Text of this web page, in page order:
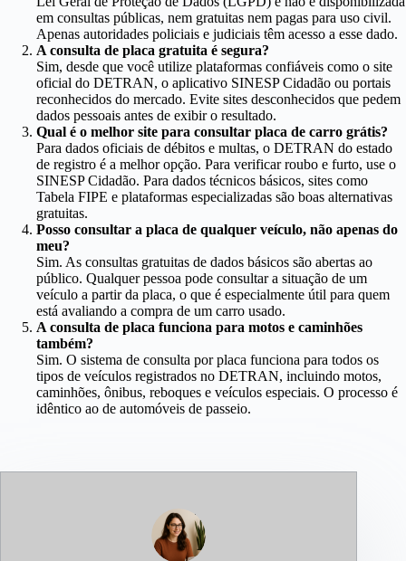
em consultas públicas, nem gratuitas nem pagas para uso civil.
Apenas autoridades policiais e judiciais têm acesso a esse dado.
A consulta de placa gratuita é segura?
Sim, desde que você utilize plataformas confiáveis como o site
oficial do DETRAN, o aplicativo SINESP Cidadão ou portais
reconhecidos do mercado. Evite sites desconhecidos que pedem
dados pessoais antes de exibir o resultado.
Qual é o melhor site para consultar placa de carro grátis?
Para dados oficiais de débitos e multas, o DETRAN do estado
de registro é a melhor opção. Para verificar roubo e furto, use o
SINESP Cidadão. Para dados técnicos básicos, sites como
Tabela FIPE e plataformas especializadas são boas alternativas
gratuitas.
Posso consultar a placa de qualquer veículo, não apenas do
meu?
Sim. As consultas gratuitas de dados básicos são abertas ao
público. Qualquer pessoa pode consultar a situação de um
veículo a partir da placa, o que é especialmente útil para quem
está avaliando a compra de um carro usado.
A consulta de placa funciona para motos e caminhões
também?
Sim. O sistema de consulta por placa funciona para todos os
tipos de veículos registrados no DETRAN, incluindo motos,
caminhões, ônibus, reboques e veículos especiais. O processo é
idêntico ao de automóveis de passeio.